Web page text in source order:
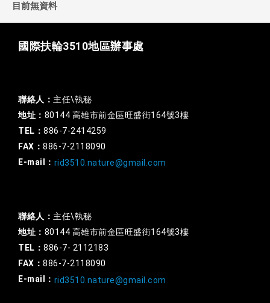
目前無資料
國際扶輪3510地區辦事處
聯絡人： 主任\執秘
地址： 80144 高雄市前金區旺盛街164號3樓
TEL： 886-7-2414259
FAX： 886-7-2118090
E-mail： rid3510.nature@gmail.com
聯絡人： 主任\執秘
地址： 80144 高雄市前金區旺盛街164號3樓
TEL： 886-7- 2112183
FAX： 886-7-2118090
E-mail： rid3510.nature@gmail.com